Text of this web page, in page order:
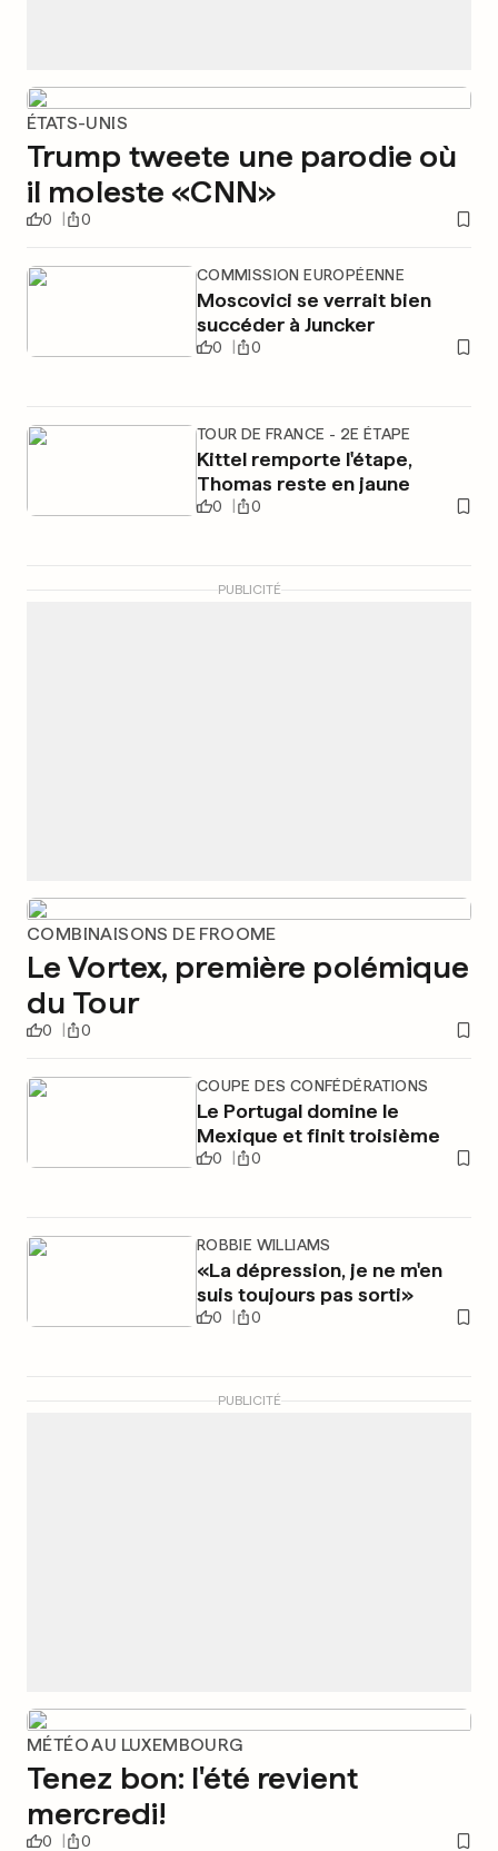
ÉTATS-UNIS
Trump tweete une parodie où
il moleste «CNN»
0 0
COMMISSION EUROPÉENNE
Moscovici se verrait bien
succéder à Juncker
0 0
TOUR DE FRANCE - 2E ÉTAPE
Kittel remporte l'étape,
Thomas reste en jaune
0 0
PUBLICITÉ
COMBINAISONS DE FROOME
Le Vortex, première polémique
du Tour
0 0
COUPE DES CONFÉDÉRATIONS
Le Portugal domine le
Mexique et finit troisième
0 0
ROBBIE WILLIAMS
«La dépression, je ne m'en
suis toujours pas sorti»
0 0
PUBLICITÉ
MÉTÉO AU LUXEMBOURG
Tenez bon: l'été revient
mercredi!
0 0